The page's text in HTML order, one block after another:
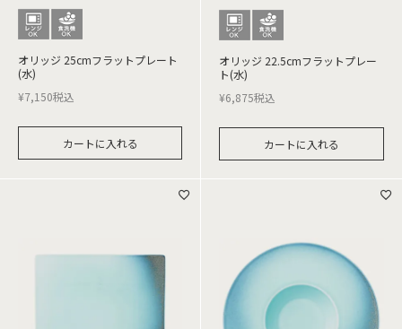
オリッジ 25cmフラットプレート
(水)
¥7,150税込
カートに入れる
オリッジ 22.5cmフラットプレー
ト(水)
¥6,875税込
カートに入れる